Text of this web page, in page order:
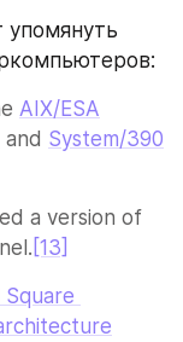
упомянуть
AIX/ESA
and System/390
a version of
[13]
Square